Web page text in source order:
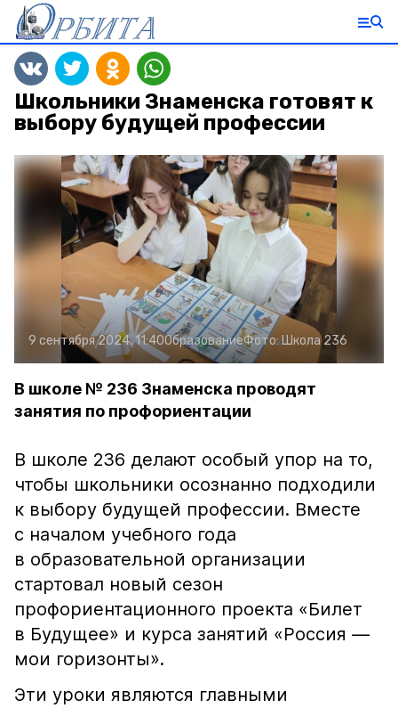
Школьники Знаменска готовят к
выбору будущей профессии
9 сентября 2024, 11:40ОбразованиеФото:Школа 236
В школе № 236 Знаменска проводят
занятия по профориентации
В школе 236 делают особый упор на то,
чтобы школьники осознанно подходили
к выбору будущей профессии. Вместе
с началом учебного года
в образовательной организации
стартовал новый сезон
профориентационного проекта «Билет
в Будущее» и курса занятий «Россия —
мои горизонты».
Эти уроки являются главными